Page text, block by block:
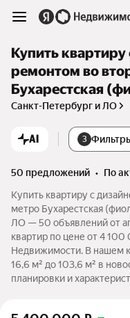
Купить
ремонтом во
Бухарестская
Санкт-Петербург и ЛО
AI 3
50 предложений •
по
Купить квартиру с
метро Бухарестская
ЛО — 50 объявлений от
квартир по цене от 4
Недвижимости. В нашем
16,6 м² до 103,6 м² в
планировки и